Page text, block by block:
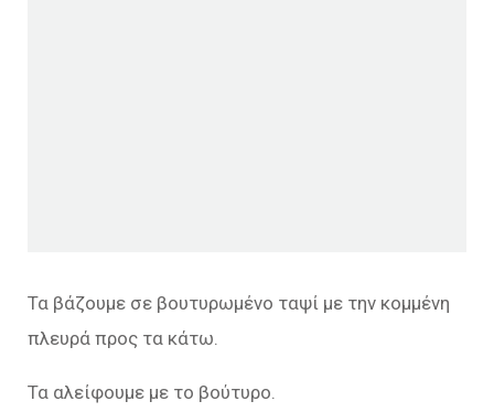
Τα βάζουμε σε βουτυρωμένο ταψί με την κομμένη
πλευρά προς τα κάτω.
Τα αλείφουμε με το βούτυρο.